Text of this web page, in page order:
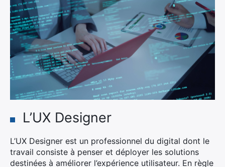
L’UX Designer
L’UX Designer est un professionnel du digital dont le
travail consiste à penser et déployer les solutions
destinées à améliorer l’expérience utilisateur. En règle